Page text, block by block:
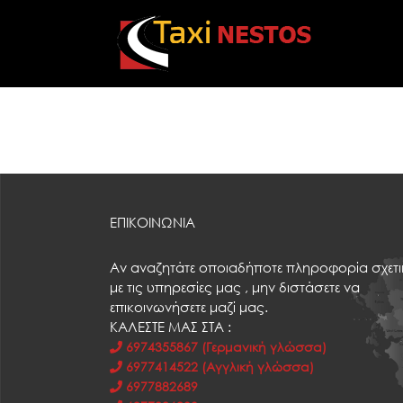
ΕΠΙΚΟΙΝΩΝΙΑ
Αν αναζητάτε οποιαδήποτε πληροφορία
με τις υπηρεσίες μας , μην διστάσετε να
επικοινωνήσετε μαζί μας.
ΚΑΛΕΣΤΕ ΜΑΣ ΣΤΑ :
6974355867 (Γερμανική γλώσσα)
6977414522 (Αγγλική γλώσσα)
6977882689